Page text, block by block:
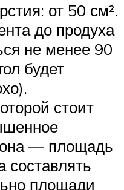
от 50 см².
до продуха
не менее 90
будет
стоит
— площадь
составлять
площади